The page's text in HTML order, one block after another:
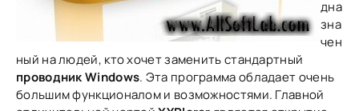
дна
зна
чен
ный на людей, кто хочет заменить стандартный
проводник Windows. Эта программа обладает очень
большим функционалом и возможностями. Главной